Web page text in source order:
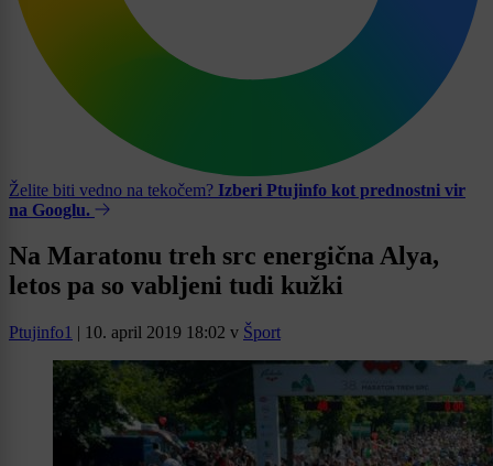
Želite biti vedno na tekočem? Izberi Ptujinfo kot prednostni vir
na Googlu.
Na Maratonu treh src energična Alya,
letos pa so vabljeni tudi kužki
Ptujinfo1 | 10. april 2019 18:02 v Šport